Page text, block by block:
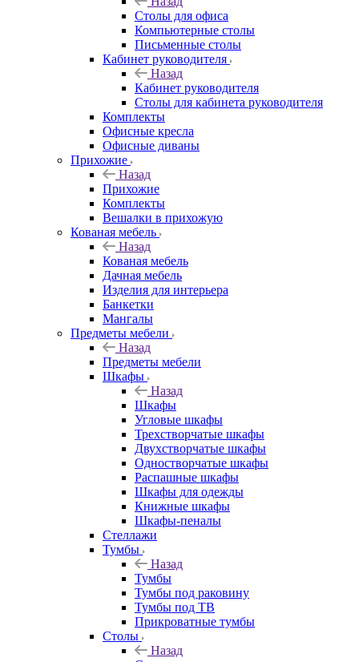
Столы для офиса
Компьютерные столы
Письменные столы
Кабинет руководителя
Назад
Кабинет руководителя
Столы для кабинета руководителя
Комплекты
Офисные кресла
Офисные диваны
Прихожие
Назад
Прихожие
Комплекты
Вешалки в прихожую
Кованая мебель
Назад
Кованая мебель
Дачная мебель
Изделия для интерьера
Банкетки
Мангалы
Предметы мебели
Назад
Предметы мебели
Шкафы
Назад
Шкафы
Угловые шкафы
Трехстворчатые шкафы
Двухстворчатые шкафы
Одностворчатые шкафы
Распашные шкафы
Шкафы для одежды
Книжные шкафы
Шкафы-пеналы
Стеллажи
Тумбы
Назад
Тумбы
Тумбы под раковину
Тумбы под ТВ
Прикроватные тумбы
Столы
Назад